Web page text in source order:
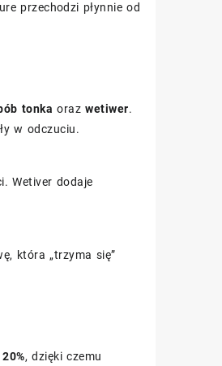
przechodzi płynnie od
tonka orazwetiwer.
w odczuciu.
Wetiver dodaje
która „trzyma się”
20%, dzięki czemu